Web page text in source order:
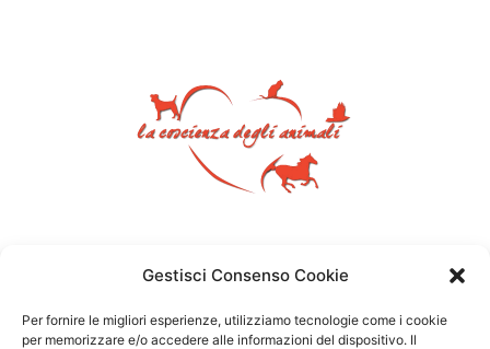
Gestisci Consenso Cookie
Per fornire le migliori esperienze, utilizziamo tecnologie come i cookie
per memorizzare e/o accedere alle informazioni del dispositivo. Il